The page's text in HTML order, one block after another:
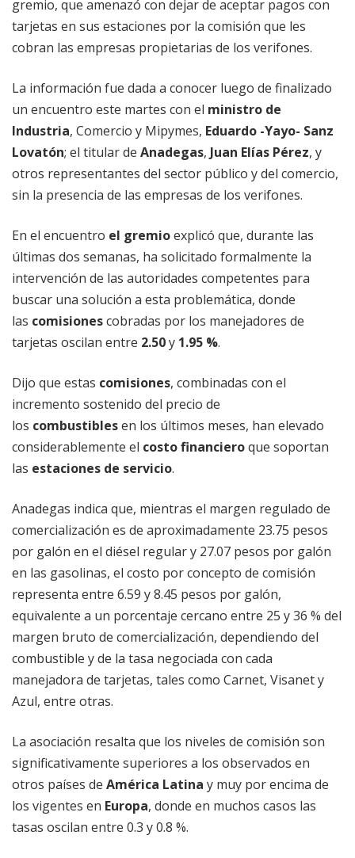
gremio, que amenazó con dejar de aceptar pagos con
tarjetas en sus estaciones por la comisión que les
cobran las empresas propietarias de los verifones.
La información fue dada a conocer luego de finalizado
un encuentro este martes con el ministro de
Industria, Comercio y Mipymes, Eduardo -Yayo- Sanz
Lovatón; el titular de Anadegas, Juan Elías Pérez, y
otros representantes del sector público y del comercio,
sin la presencia de las empresas de los verifones.
En el encuentro el gremioexplicó que, durante las
últimas dos semanas, ha solicitado formalmente la
intervención de las autoridades competentes para
buscar una solución a esta problemática, donde
las comisionescobradas por los manejadores de
tarjetas oscilan entre 2.50y 1.95 %.
Dijo que estas comisiones, combinadas con el
incremento sostenido del precio de
los combustiblesen los últimos meses, han elevado
considerablemente el costo financieroque soportan
las estaciones de servicio.
Anadegas indica que, mientras el margen regulado de
comercialización es de aproximadamente 23.75 pesos
por galón en el diésel regular y 27.07 pesos por galón
en las gasolinas, el costo por concepto de comisión
representa entre 6.59 y 8.45 pesos por galón,
equivalente a un porcentaje cercano entre 25 y 36 % del
margen bruto de comercialización, dependiendo del
combustible y de la tasa negociada con cada
manejadora de tarjetas, tales como Carnet, Visanet y
Azul, entre otras.
La asociación resalta que los niveles de comisión son
significativamente superiores a los observados en
otros países de América Latina y muy por encima de
los vigentes en Europa, donde en muchos casos las
tasas oscilan entre 0.3 y 0.8 %.